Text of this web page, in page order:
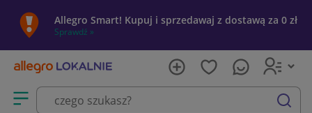
Allegro Smart! Kupuj i sprzedawaj z dostawą za 0 zł
Sprawdź »
Otwórz menu z kategoriami
szukaj